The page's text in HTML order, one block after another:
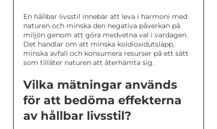
En hållbar livsstil innebär att leva i harmoni med
naturen och minska den negativa påverkan på
miljön genom att göra medvetna val i vardagen.
Det handlar om att minska koldioxidutsläpp,
minska avfall och konsumera resurser på ett sätt
som tillåter naturen att återhämta sig.
Vilka mätningar används
för att bedöma effekterna
av hållbar livsstil?